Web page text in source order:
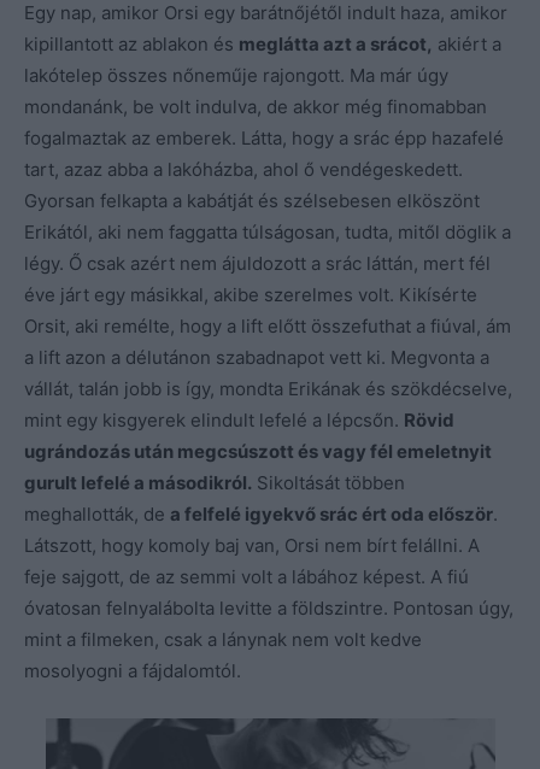
Egy nap, amikor Orsi egy barátnőjétől indult haza, amikor
kipillantott az ablakon és meglátta azt a srácot, akiért a
lakótelep összes nőneműje rajongott. Ma már úgy
mondanánk, be volt indulva, de akkor még finomabban
fogalmaztak az emberek. Látta, hogy a srác épp hazafelé
tart, azaz abba a lakóházba, ahol ő vendégeskedett.
Gyorsan felkapta a kabátját és szélsebesen elköszönt
Erikától, aki nem faggatta túlságosan, tudta, mitől döglik a
légy. Ő csak azért nem ájuldozott a srác láttán, mert fél
éve járt egy másikkal, akibe szerelmes volt. Kikísérte
Orsit, aki remélte, hogy a lift előtt összefuthat a fiúval, ám
a lift azon a délutánon szabadnapot vett ki. Megvonta a
vállát, talán jobb is így, mondta Erikának és szökdécselve,
mint egy kisgyerek elindult lefelé a lépcsőn. Rövid
ugrándozás után megcsúszott és vagy fél emeletnyit
gurult lefelé a másodikról. Sikoltását többen
meghallották, de a felfelé igyekvő srác ért oda először.
Látszott, hogy komoly baj van, Orsi nem bírt felállni. A
feje sajgott, de az semmi volt a lábához képest. A fiú
óvatosan felnyalábolta levitte a földszintre. Pontosan úgy,
mint a filmeken, csak a lánynak nem volt kedve
mosolyogni a fájdalomtól.